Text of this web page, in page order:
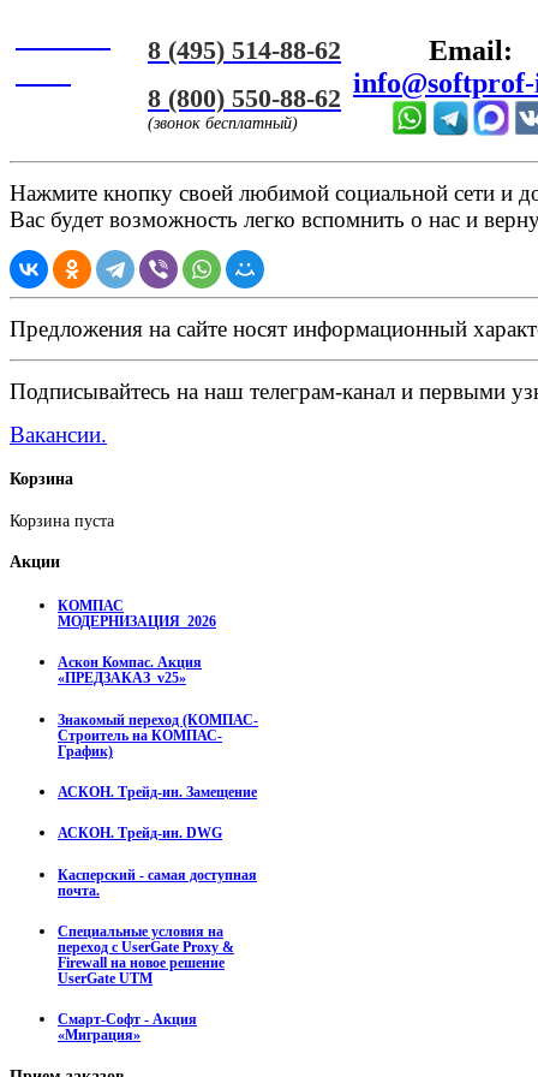
8 (495) 514-88-62
8 (800) 550-88-62
(звонок бесплатный)
Email:
Нажмите кнопку своей любимой социальной сети и
Вас будет возможность легко вспомнить о нас и
Предложения на сайте носят информационный
Подписывайтесь на наш телеграм-канал и первыми
Вакансии.
Корзина
Корзина пуста
Акции
КОМПАС
МОДЕРНИЗАЦИЯ_2026
Аскон Компас. Акция
«ПРЕДЗАКАЗ_v25»
Знакомый переход (КОМПАС-
Строитель на КОМПАС-
График)
АСКОН. Трейд-ин. Замещение
АСКОН. Трейд-ин. DWG
Касперский - самая доступная
почта.
Специальные условия на
переход с UserGate Proxy &
Firewall на новое решение
UserGate UTM
Смарт-Софт - Акция
«Миграция»